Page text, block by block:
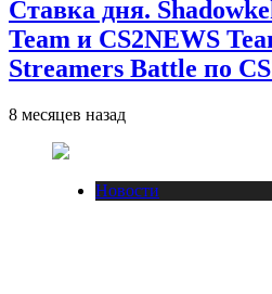
Ставка дня.
Team и CS2NEWS
Streamers Battle по
8 месяцев назад
Новости